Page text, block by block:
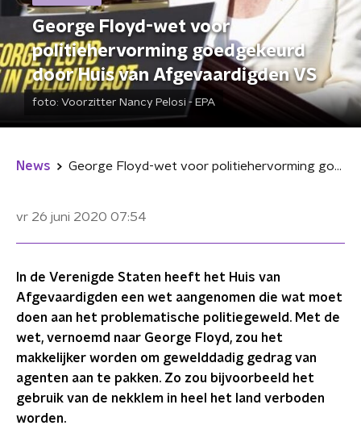
George Floyd-wet voor
politiehervorming goedgekeurd
door Huis van Afgevaardigden VS
foto: Voorzitter Nancy Pelosi - EPA
News George Floyd-wet voor politiehervorming goedgekeurd door Huis van Afgevaardigden VS
vr 26 juni 2020 07:54
In de Verenigde Staten heeft het Huis van
Afgevaardigden een wet aangenomen die wat moet
doen aan het problematische politiegeweld. Met de
wet, vernoemd naar George Floyd, zou het
makkelijker worden om gewelddadig gedrag van
agenten aan te pakken. Zo zou bijvoorbeeld het
gebruik van de nekklem in heel het land verboden
worden.